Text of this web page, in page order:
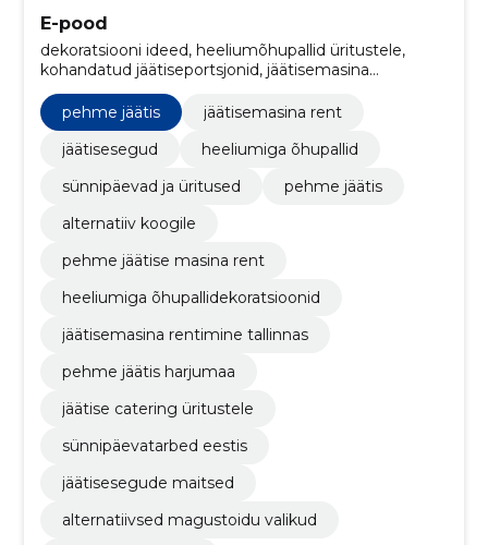
E-pood
dekoratsiooni ideed, heeliumõhupallid üritustele,
kohandatud jäätiseportsjonid, jäätisemasina
palgamine, heeliumiga täidetud lateksõhupallid,
fooliumõhupallid pidudele, kohaletoimetamine &
paigaldus, Ürituse planeerimine, kohaletoimetamine
ja paigaldus, pehme jäätis
pehme jäätis
jäätisemasina rent
jäätisesegud
heeliumiga õhupallid
sünnipäevad ja üritused
pehme jäätis
alternatiiv koogile
pehme jäätise masina rent
heeliumiga õhupallidekoratsioonid
jäätisemasina rentimine tallinnas
pehme jäätis harjumaa
jäätise catering üritustele
sünnipäevatarbed eestis
jäätisesegude maitsed
alternatiivsed magustoidu valikud